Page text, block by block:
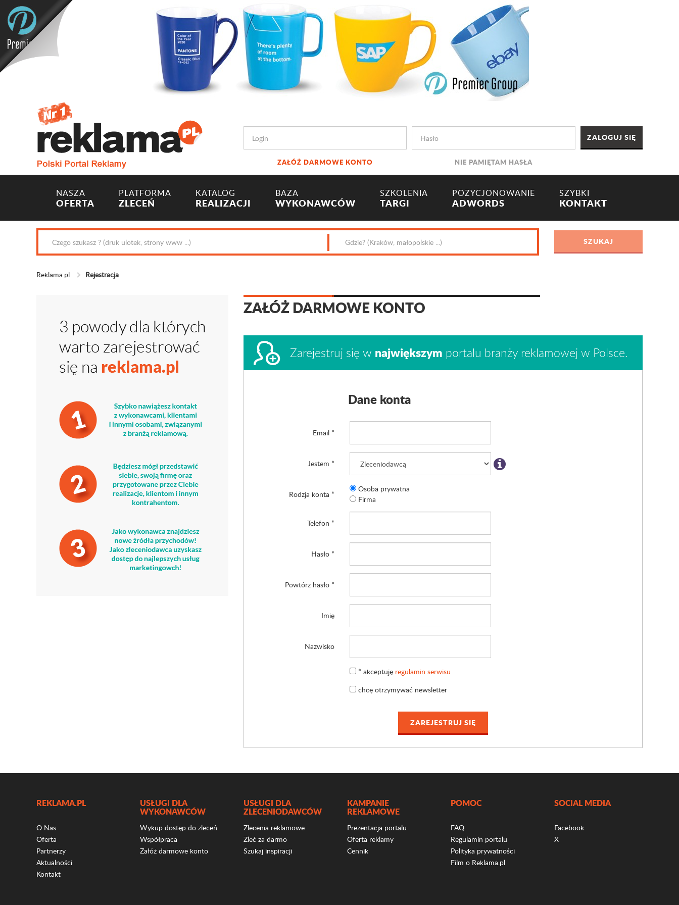
ZAŁÓŻ DARMOWE KONTO NIE PAMIĘTAM HASŁA
NASZA
OFERTA
PLATFORMA
ZLECEŃ
KATALOG
REALIZACJI
BAZA
WYKONAWCÓW
SZKOLENIA
TARGI
POZYCJONOWANIE
ADWORDS
SZYBKI
KONTAKT
Reklama.pl Rejestracja
ZAŁÓŻ DARMOWE KONTO
Zarejestruj się w największym portalu branży reklamowej w Polsce.
Dane konta
Email
Jestem
Rodzja konta
Osoba prywatna
Firma
Telefon
Hasło
Powtórz hasło
Imię
Nazwisko
* akceptuję regulamin serwisu
chcę otrzymywać newsletter
REKLAMA.PL
O Nas
Oferta
Partnerzy
Aktualności
Kontakt
USŁUGI DLA
WYKONAWCÓW
Wykup dostęp do zleceń
Współpraca
Załóż darmowe konto
USŁUGI DLA
ZLECENIODAWCÓW
Zlecenia reklamowe
Zleć za darmo
Szukaj inspiracji
KAMPANIE
REKLAMOWE
Prezentacja portalu
Oferta reklamy
Cennik
POMOC
FAQ
Regulamin portalu
Polityka prywatności
Film o Reklama.pl
SOCIAL MEDIA
Facebook
X